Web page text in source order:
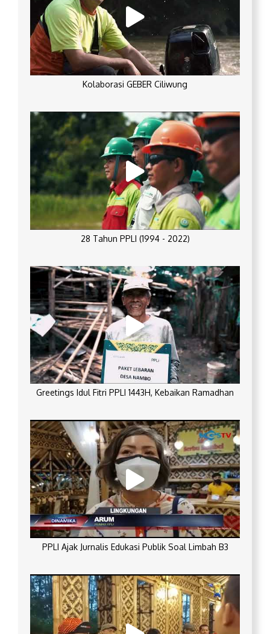
Kolaborasi GEBER Ciliwung
28 Tahun PPLI (1994 - 2022)
Greetings Idul Fitri PPLI 1443H, Kebaikan Ramadhan
PPLI Ajak Jurnalis Edukasi Publik Soal Limbah B3